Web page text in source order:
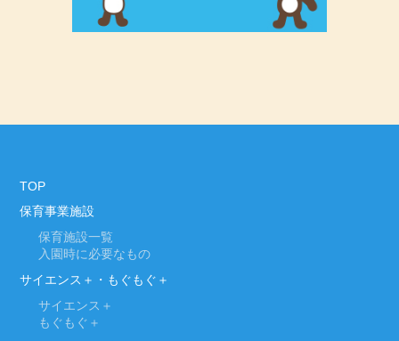
TOP
保育事業施設
保育施設一覧
入園時に必要なもの
サイエンス＋・もぐもぐ＋
サイエンス＋
もぐもぐ＋